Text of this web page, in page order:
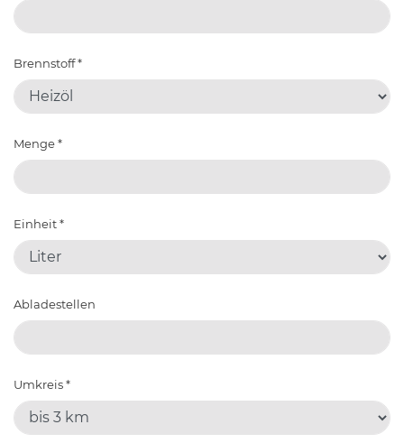
Brennstoff*
Menge*
Einheit*
Abladestellen
Umkreis*